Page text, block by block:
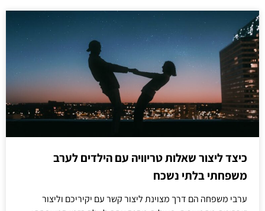
כיצד ליצור שאלות טריוויה עם הילדים לערב
משפחתי בלתי נשכח
ערבי משפחה הם דרך מצוינת ליצור קשר עם יקיריכם וליצור